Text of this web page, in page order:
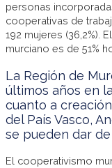
personas
cooperativas de
192 mujeres (36,2%).
murciano es de 51%
La Región de
últimos años en
cuanto a
del País Vasco,
se pueden dar
El cooperativismo